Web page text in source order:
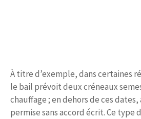
À titre d’exemple, dans certaines
le bail prévoit deux créneaux
chauffage ; en dehors de ces
permise sans accord écrit. Ce type